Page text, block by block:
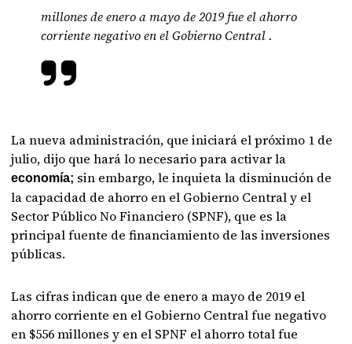
millones de enero a mayo de 2019 fue el ahorro
corriente negativo en el Gobierno Central .
La nueva administración, que iniciará el próximo 1 de
julio, dijo que hará lo necesario para activar la
economía; sin embargo, le inquieta la disminución de
la capacidad de ahorro en el Gobierno Central y el
Sector Público No Financiero (SPNF), que es la
principal fuente de financiamiento de las inversiones
públicas.
Las cifras indican que de enero a mayo de 2019 el
ahorro corriente en el Gobierno Central fue negativo
en $556 millones y en el SPNF el ahorro total fue